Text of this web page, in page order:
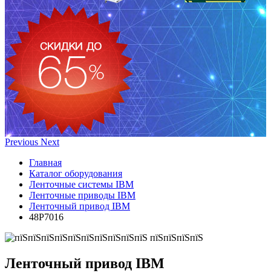
Previous Next
Главная
Каталог оборудования
Ленточные системы IBM
Ленточные приводы IBM
Ленточный привод IBM
48P7016
Ленточный привод IBM